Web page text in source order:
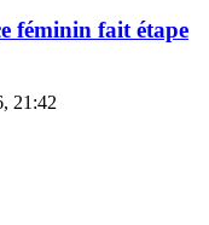
féminin fait étape
21:42